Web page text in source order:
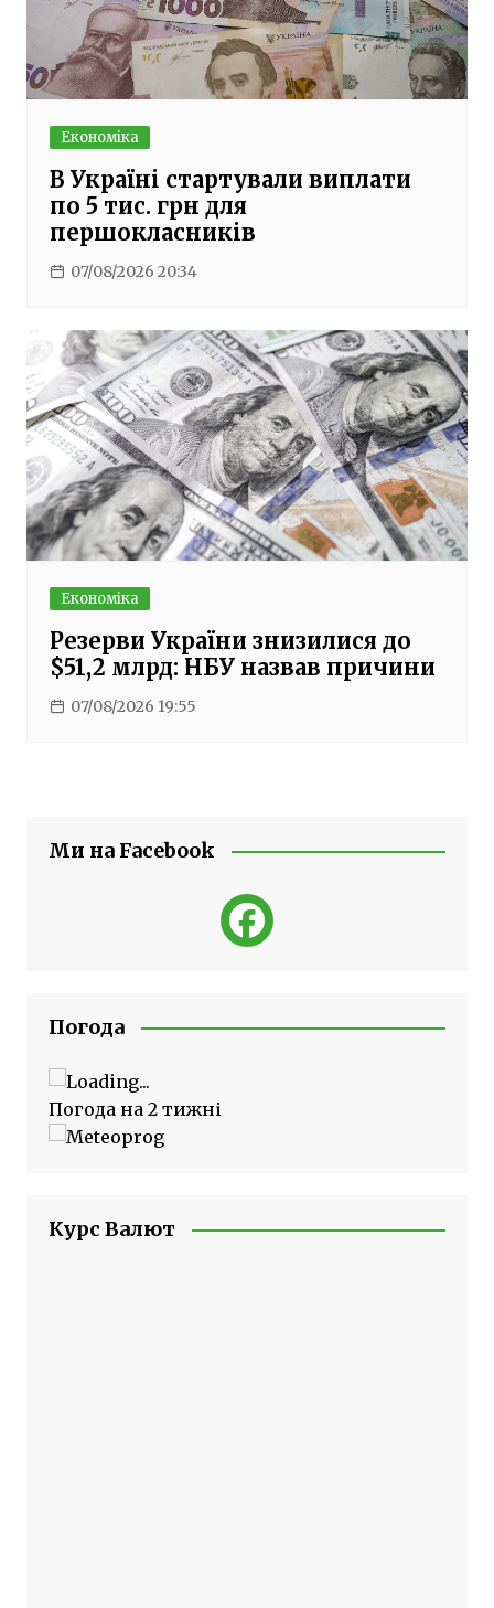
Економіка
В Україні стартували виплати
по 5 тис. грн для
першокласників
07/08/2026 20:34
Економіка
Резерви України знизилися до
$51,2 млрд: НБУ назвав причини
07/08/2026 19:55
Ми на Facebook
Погода
Погода на 2 тижні
Курс Валют